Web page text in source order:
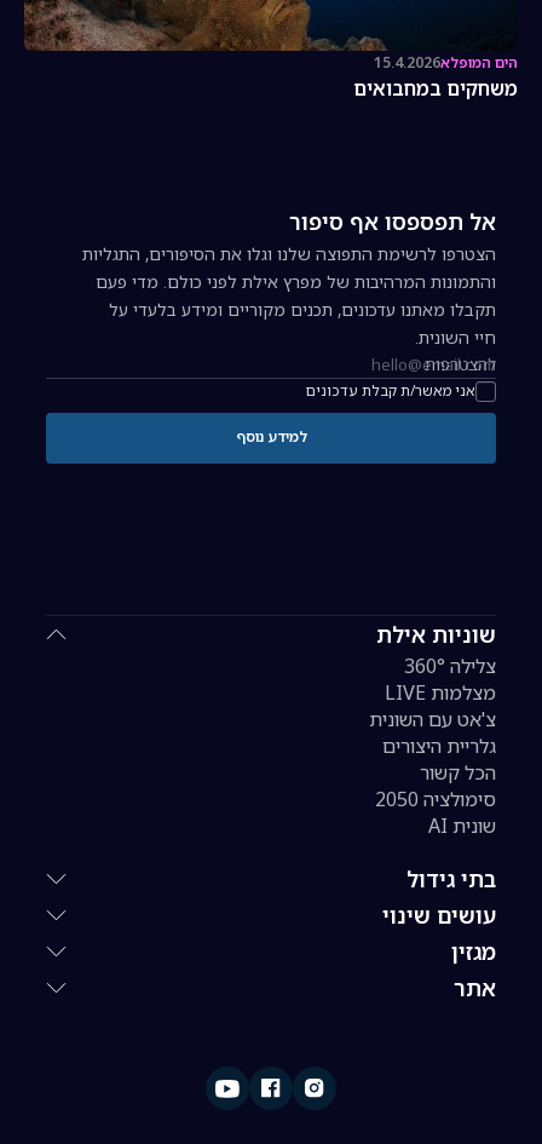
הים המופלא15.4.2026
משחקים במחבואים
שוניות אילת
צלילה 360°
מצלמות LIVE
צ'אט עם השונית
גלריית היצורים
הכל קשור
סימולציה 2050
שונית AI
בתי גידול
עושים שינוי
מגזין
אתר
אל תפספסו אף סיפור
הצטרפו לרשימת התפוצה שלנו וגלו את הסיפורים, התגליות
והתמונות המרהיבות של מפרץ אילת לפני כולם. מדי פעם
תקבלו מאתנו עדכונים, תכנים מקוריים ומידע בלעדי על
חיי השונית.
כתובת אימייל להרשמה לניוזלטר
אני מאשר/ת קבלת עדכונים
להצטרפות
למידע נוסף